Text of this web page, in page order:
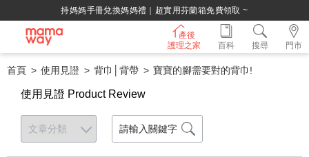
持媽媽手冊兌換媽媽禮｜超實用芬蘭箱免費領取 ~
產後
護理之家
門市
百科 搜尋
首頁 使用見證 背巾│背帶 寶寶的腳需要對的背巾!
使用見證 Product Review